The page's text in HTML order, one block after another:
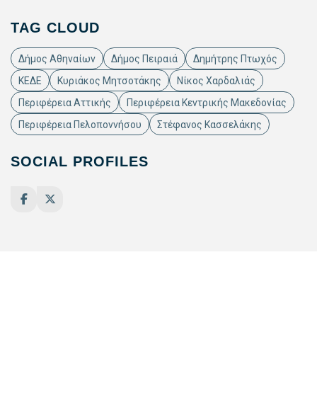
TAG CLOUD
Δήμος Αθηναίων Δήμος Πειραιά
Δημήτρης Πτωχός
ΚΕΔΕ
Κυριάκος Μητσοτάκης
Νίκος Χαρδαλιάς
Περιφέρεια Αττικής
Περιφέρεια Κεντρικής Μακεδονίας
Περιφέρεια Πελοποννήσου
Στέφανος Κασσελάκης
SOCIAL PROFILES